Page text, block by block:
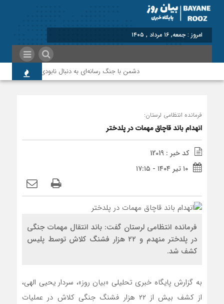
برابر با : Friday - 7 August - 2026
دشمن با جنگ رسانه‌ای به دنبال نابودی امید و اعتماد
فرمانده انتظامی لرستان:
انهدام باند قاچاق مهمات در پلدختر
کد خبر : 12019
۱۰ تیر ۱۴۰۴ - ۱۷:۱۵
فرمانده انتظامی لرستان گفت: باند انتقال مهمات جنگی
در پلدختر منهدم و ۲۲ هزار فشنگ کلاش توسط پلیس
کشف شد.
به گزارش پایگاه خبری تحلیلی «بیان روز»، سردار یحیی الهی،
از کشف بیش از ۲۲ هزار فشنگ جنگی کلاش در عملیات